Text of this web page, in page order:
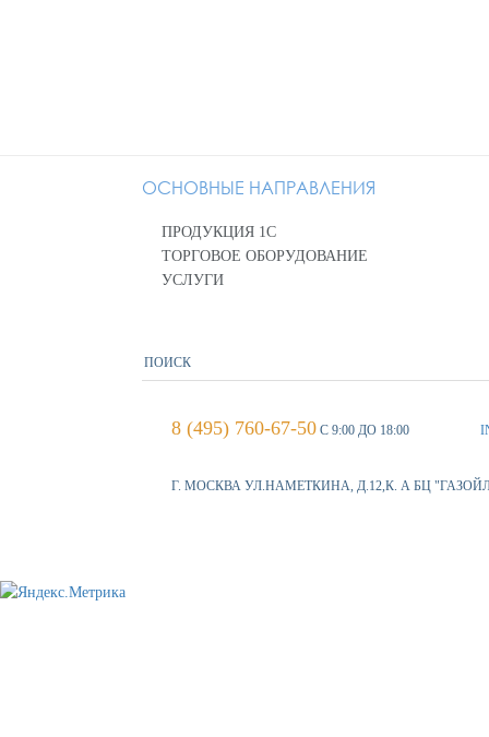
ОСНОВНЫЕ НАПРАВЛЕНИЯ
ПРОДУКЦИЯ 1С
ТОРГОВОЕ ОБОРУДОВАНИЕ
УСЛУГИ
8 (495) 760-67-50 С 9:00 ДО 18:00
Г. МОСКВА УЛ.НАМЕТКИНА, Д.12,К. А БЦ